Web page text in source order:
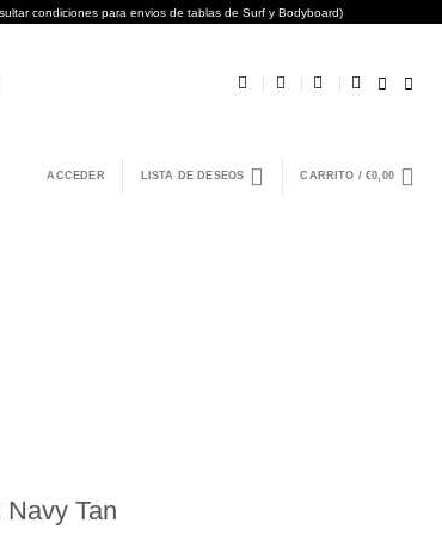
condiciones para envios de tablas de Surf y Bodyboard)
ACCEDER LISTA DE DESEOS CARRITO /€0,00
Tan